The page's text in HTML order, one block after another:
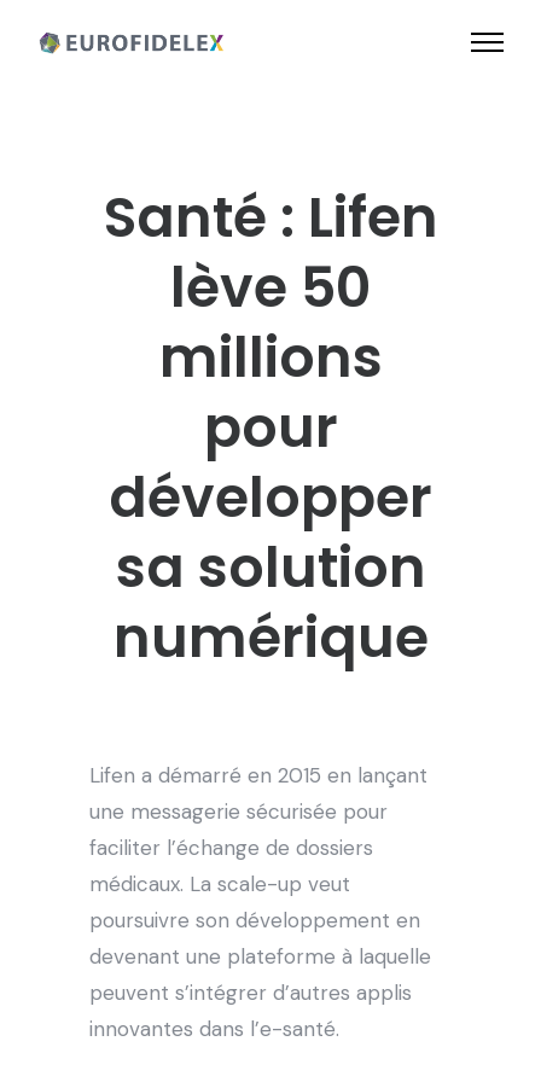
Santé : Lifen
lève 50
millions
pour
développer
sa solution
numérique
Lifen a démarré en 2015 en lançant
une messagerie sécurisée pour
faciliter l’échange de dossiers
médicaux. La scale-up veut
poursuivre son développement en
devenant une plateforme à laquelle
peuvent s’intégrer d’autres applis
innovantes dans l’e-santé.